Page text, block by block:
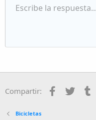
Tamaño del texto
9
Color de texto
Fuente Arial
Tachado
AlineamientoAlineación
Paragraph format
Normal
Heading
CitarMultimedia
Insert table
InsertSpoiler
RehacerCambiar a código BB
Eliminar formato
Borradores
Escribe la respuesta...
Compartir: Facebook
Twitter
Bicicletas